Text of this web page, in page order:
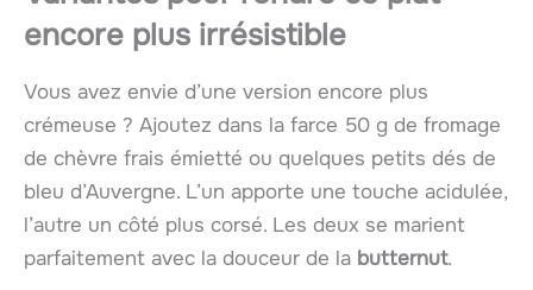
encore plus irrésistible
Vous avez envie d’une version encore plus
crémeuse ? Ajoutez dans la farce 50 g de fromage
de chèvre frais émietté ou quelques petits dés de
bleu d’Auvergne. L’un apporte une touche acidulée,
l’autre un côté plus corsé. Les deux se marient
parfaitement avec la douceur de la butternut.